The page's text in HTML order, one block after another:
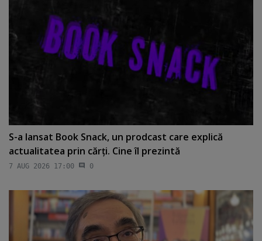
S-a lansat Book Snack, un prodcast care explică
actualitatea prin cărţi. Cine îl prezintă
7 AUG 2026 17:00 0